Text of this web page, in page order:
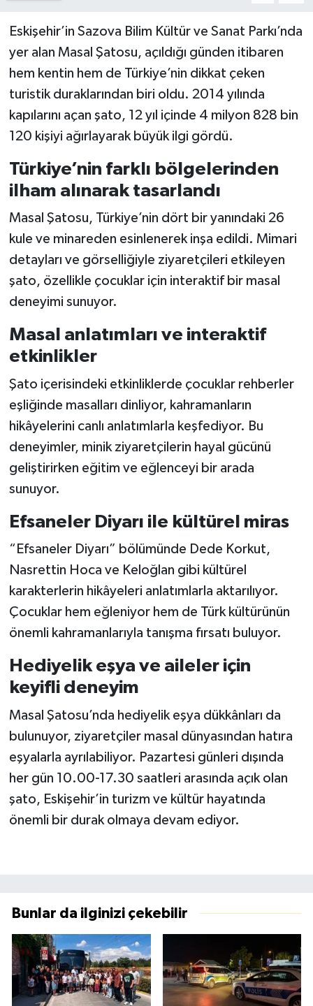
Eskişehir’in Sazova Bilim Kültür ve Sanat Parkı’nda
yer alan Masal Şatosu, açıldığı günden itibaren
hem kentin hem de Türkiye’nin dikkat çeken
turistik duraklarından biri oldu. 2014 yılında
kapılarını açan şato, 12 yıl içinde 4 milyon 828 bin
120 kişiyi ağırlayarak büyük ilgi gördü.
Türkiye’nin farklı bölgelerinden
ilham alınarak tasarlandı
Masal Şatosu, Türkiye’nin dört bir yanındaki 26
kule ve minareden esinlenerek inşa edildi. Mimari
detayları ve görselliğiyle ziyaretçileri etkileyen
şato, özellikle çocuklar için interaktif bir masal
deneyimi sunuyor.
Masal anlatımları ve interaktif
etkinlikler
Şato içerisindeki etkinliklerde çocuklar rehberler
eşliğinde masalları dinliyor, kahramanların
hikâyelerini canlı anlatımlarla keşfediyor. Bu
deneyimler, minik ziyaretçilerin hayal gücünü
geliştirirken eğitim ve eğlenceyi bir arada
sunuyor.
Efsaneler Diyarı ile kültürel miras
“Efsaneler Diyarı” bölümünde Dede Korkut,
Nasrettin Hoca ve Keloğlan gibi kültürel
karakterlerin hikâyeleri anlatımlarla aktarılıyor.
Çocuklar hem eğleniyor hem de Türk kültürünün
önemli kahramanlarıyla tanışma fırsatı buluyor.
Hediyelik eşya ve aileler için
keyifli deneyim
Masal Şatosu’nda hediyelik eşya dükkânları da
bulunuyor, ziyaretçiler masal dünyasından hatıra
eşyalarla ayrılabiliyor. Pazartesi günleri dışında
her gün 10.00-17.30 saatleri arasında açık olan
şato, Eskişehir’in turizm ve kültür hayatında
önemli bir durak olmaya devam ediyor.
Bunlar da ilginizi çekebilir
Yaşam